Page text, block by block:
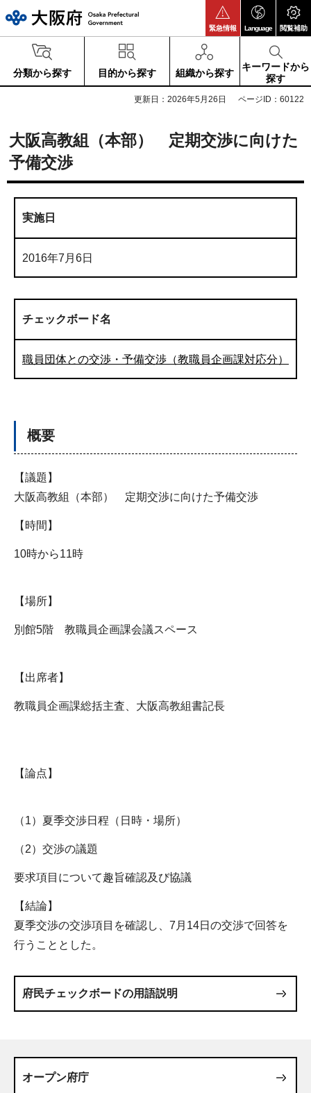
緊急情報 Language 閲覧補助
分類から探す 目的から探す 組織から探す
キーワードから
探す
更新日：2026年5月26日 ページID：60122
大阪高教組（本部） 定期交渉に向けた
予備交渉
実施日
2016年7月6日
チェックボード名
職員団体との交渉・予備交渉（教職員企画課対応分）
概要
【議題】
大阪高教組（本部） 定期交渉に向けた予備交渉
【時間】
10時から11時
【場所】
別館5階 教職員企画課会議スペース
【出席者】
教職員企画課総括主査、大阪高教組書記長
【論点】
（1）夏季交渉日程（日時・場所）
（2）交渉の議題
要求項目について趣旨確認及び協議
【結論】
夏季交渉の交渉項目を確認し、7月14日の交渉で回答を
行うこととした。
府民チェックボードの用語説明
オープン府庁